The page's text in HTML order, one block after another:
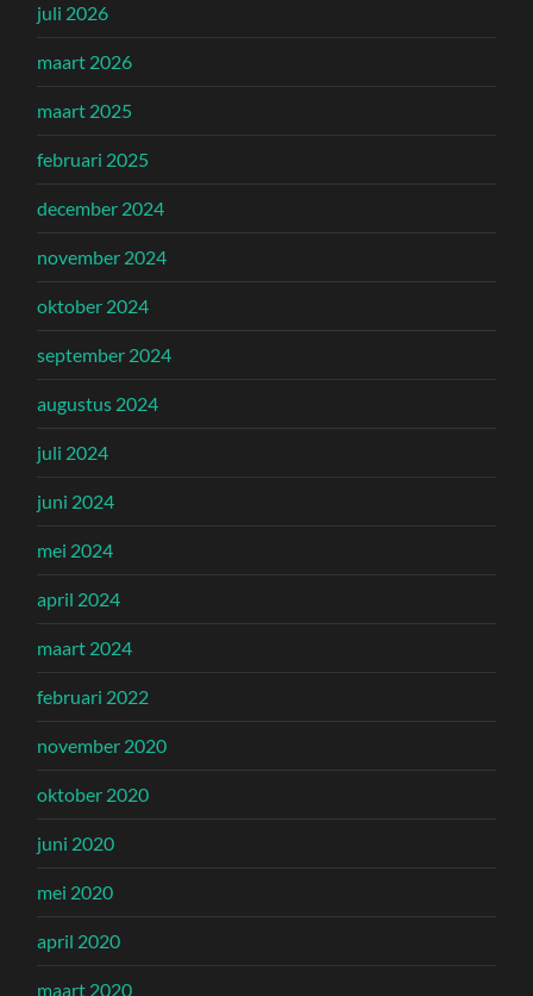
juli 2026
maart 2026
maart 2025
februari 2025
december 2024
november 2024
oktober 2024
september 2024
augustus 2024
juli 2024
juni 2024
mei 2024
april 2024
maart 2024
februari 2022
november 2020
oktober 2020
juni 2020
mei 2020
april 2020
maart 2020